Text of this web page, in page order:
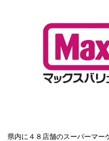
県内に４８店舗のスーパーマー